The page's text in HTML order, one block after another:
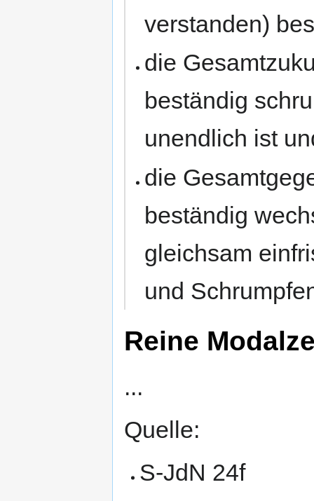
verstanden)
die
beständig
unendlich ist
die
beständig
gleichsam
und
Reine
...
Quelle:
S-JdN 24f